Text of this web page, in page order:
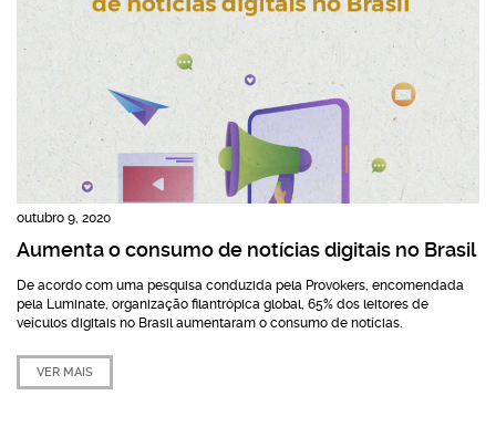
outubro 9, 2020
Aumenta o consumo de notícias digitais no Brasil
De acordo com uma pesquisa conduzida pela Provokers, encomendada
pela Luminate, organização filantrópica global, 65% dos leitores de
veículos digitais no Brasil aumentaram o consumo de notícias.
VER MAIS